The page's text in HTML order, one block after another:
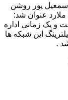
پور روشن
عنوان شد:
یک زمانی اداره
این شبکه ها
.